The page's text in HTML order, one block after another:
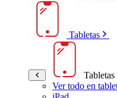
Tabletas
Tabletas
Ver todo en